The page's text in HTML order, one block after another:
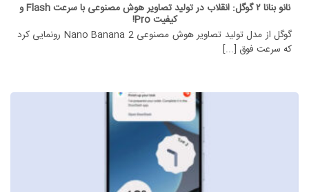
نانو بنانا ۲ گوگل: انقلاب در تولید تصاویر هوش مصنوعی با سرعت Flash و
کیفیت Pro!
گوگل از مدل تولید تصاویر هوش مصنوعی Nano Banana 2 رونمایی کرد
که سرعت فوق [...]